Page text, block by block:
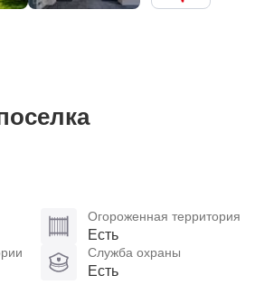
Огороженная территория
Есть
Служба охраны
Есть